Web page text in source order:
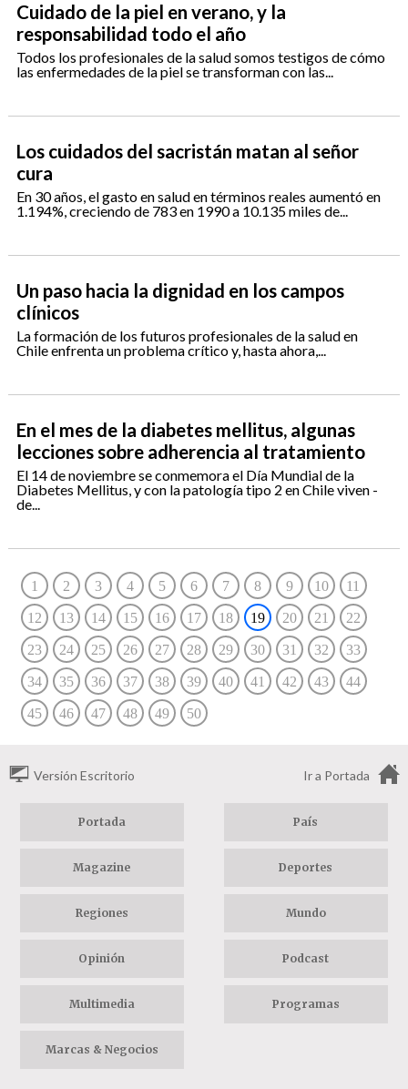
Cuidado de la piel en verano, y la
responsabilidad todo el año
Todos los profesionales de la salud somos testigos de cómo
las enfermedades de la piel se transforman con las...
Los cuidados del sacristán matan al señor
cura
En 30 años, el gasto en salud en términos reales aumentó en
1.194%, creciendo de 783 en 1990 a 10.135 miles de...
Un paso hacia la dignidad en los campos
clínicos
La formación de los futuros profesionales de la salud en
Chile enfrenta un problema crítico y, hasta ahora,...
En el mes de la diabetes mellitus, algunas
lecciones sobre adherencia al tratamiento
El 14 de noviembre se conmemora el Día Mundial de la
Diabetes Mellitus, y con la patología tipo 2 en Chile viven -
de...
1 2 3 4 5 6 7 8 9 10 11
12 13 14 15 16 17 18 19 20 21 22
23 24 25 26 27 28 29 30 31 32 33
34 35 36 37 38 39 40 41 42 43 44
45 46 47 48 49 50
Versión Escritorio Ir a Portada
Portada País
Magazine Deportes
Regiones Mundo
Opinión Podcast
Multimedia Programas
Marcas & Negocios